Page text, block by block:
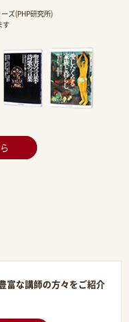
ズ(PHP研究所)
す
富な講師の方々をご紹介